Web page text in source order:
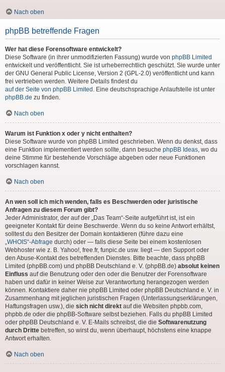
Nach oben
phpBB betreffende Fragen
Wer hat diese Forensoftware entwickelt?
Diese Software (in ihrer unmodifizierten Fassung) wurde von phpBB Limited
entwickelt und veröffentlicht. Sie ist urheberrechtlich geschützt. Sie wurde unter
der GNU General Public License, Version 2 (GPL-2.0) veröffentlicht und kann
frei vertrieben werden. Weitere Details findest du
auf der Seite von phpBB Limited . Eine deutschsprachige Anlaufstelle ist unter
phpBB.de zu finden.
Nach oben
Warum ist Funktion x oder y nicht enthalten?
Diese Software wurde von phpBB Limited geschrieben. Wenn du denkst, dass
eine Funktion implementiert werden sollte, dann besuche phpBB Ideas, wo du
deine Stimme für bestehende Vorschläge abgeben oder neue Funktionen
vorschlagen kannst.
Nach oben
An wen soll ich mich wenden, falls es Beschwerden oder juristische
Anfragen zu diesem Forum gibt?
Jeder Administrator, der auf der „Das Team“-Seite aufgeführt ist, ist ein
geeigneter Kontakt für deine Beschwerde. Wenn du so keine Antwort erhältst,
solltest du den Besitzer der Domain kontaktieren (führe dazu eine
„WHOIS“-Abfrage durch) oder — falls diese Seite bei einem kostenlosen
Webhoster wie z. B. Yahoo!, free.fr, funpic.de usw. liegt — den Support oder
den Abuse-Kontakt des betreffenden Dienstes. Bitte beachte, dass phpBB
Limited (phpBB.com) und phpBB Deutschland e. V. (phpBB.de) absolut keinen
Einfluss auf die Benutzung oder den oder die Benutzer der Forensoftware
haben und dafür in keiner Weise zur Verantwortung herangezogen werden
können. Kontaktiere daher nie phpBB Limited oder phpBB Deutschland e. V. in
Zusammenhang mit jeglichen juristischen Fragen (Unterlassungserklärungen,
Haftungsfragen usw.), die sich nicht direkt auf die Websiten phpbb.com,
phpbb.de oder die phpBB-Software selbst beziehen. Falls du phpBB Limited
oder phpBB Deutschland e. V. E-Mails schreibst, die die Softwarenutzung
durch Dritte betreffen, so wirst du, wenn überhaupt, höchstens eine knappe
Antwort erhalten.
Nach oben